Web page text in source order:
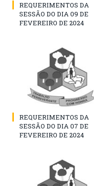
REQUERIMENTOS DA
SESSÃO DO DIA 09 DE
FEVEREIRO DE 2024
REQUERIMENTOS DA
SESSÃO DO DIA 07 DE
FEVEREIRO DE 2024